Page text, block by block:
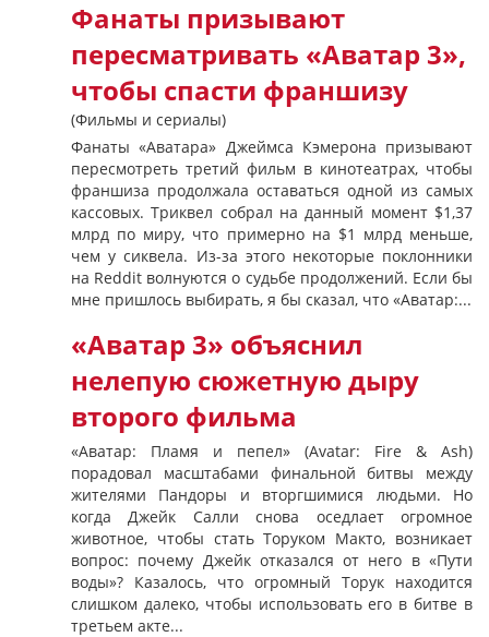
Фанаты призывают
пересматривать «Аватар 3»,
чтобы спасти франшизу
(Фильмы и сериалы)
Фанаты «Аватара» Джеймса Кэмерона призывают
пересмотреть третий фильм в кинотеатрах, чтобы
франшиза продолжала оставаться одной из самых
кассовых. Триквел собрал на данный момент $1,37
млрд по миру, что примерно на $1 млрд меньше,
чем у сиквела. Из-за этого некоторые поклонники
на Reddit волнуются о судьбе продолжений. Если бы
мне пришлось выбирать, я бы сказал, что «Аватар:...
«Аватар 3» объяснил
нелепую сюжетную дыру
второго фильма
«Аватар: Пламя и пепел» (Avatar: Fire & Ash)
порадовал масштабами финальной битвы между
жителями Пандоры и вторгшимися людьми. Но
когда Джейк Салли снова оседлает огромное
животное, чтобы стать Торуком Макто, возникает
вопрос: почему Джейк отказался от него в «Пути
воды»? Казалось, что огромный Торук находится
слишком далеко, чтобы использовать его в битве в
третьем акте...